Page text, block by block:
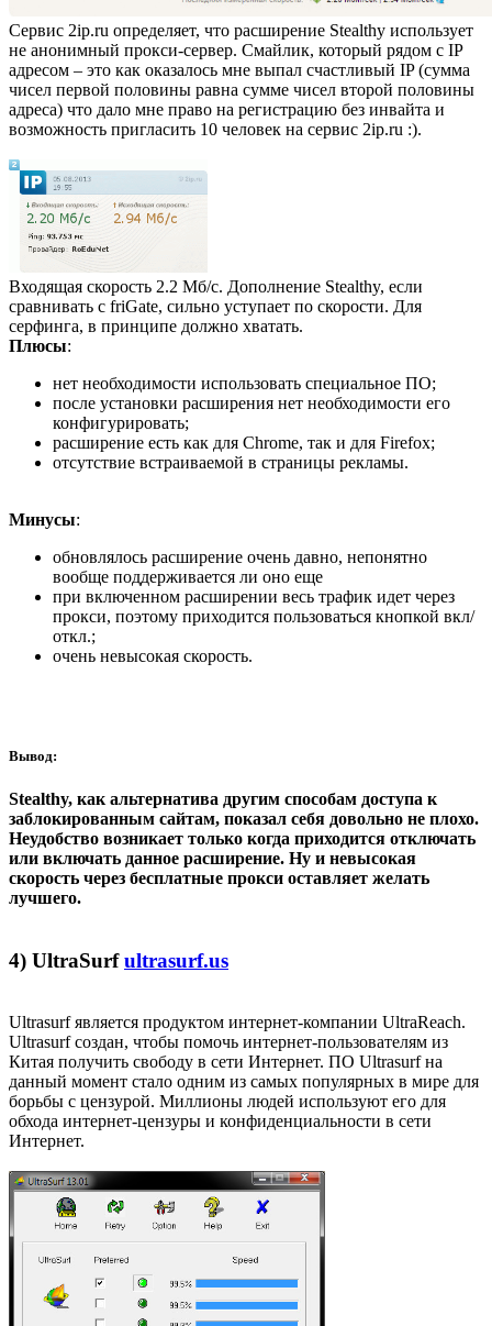
Сервис 2ip.ru определяет, что расширение Stealthy использует
не анонимный прокси-сервер. Смайлик, который рядом с IP
адресом – это как оказалось мне выпал счастливый IP (сумма
чисел первой половины равна сумме чисел второй половины
адреса) что дало мне право на регистрацию без инвайта и
возможность пригласить 10 человек на сервис 2ip.ru :).
Входящая скорость 2.2 Мб/с. Дополнение Stealthy, если
сравнивать с friGate, сильно уступает по скорости. Для
серфинга, в принципе должно хватать.
Плюсы:
нет необходимости использовать специальное ПО;
после установки расширения нет необходимости его
конфигурировать;
расширение есть как для Chrome, так и для Firefox;
отсутствие встраиваемой в страницы рекламы.
Минусы:
обновлялось расширение очень давно, непонятно
вообще поддерживается ли оно еще
при включенном расширении весь трафик идет через
прокси, поэтому приходится пользоваться кнопкой вкл/
откл.;
очень невысокая скорость.
Вывод:
Stealthy, как альтернатива другим способам доступа к
заблокированным сайтам, показал себя довольно не плохо.
Неудобство возникает только когда приходится отключать
или включать данное расширение. Ну и невысокая
скорость через бесплатные прокси оставляет желать
лучшего.
4) UltraSurfultrasurf.us
Ultrasurf является продуктом интернет-компании UltraReach.
Ultrasurf создан, чтобы помочь интернет-пользователям из
Китая получить свободу в сети Интернет. ПО Ultrasurf на
данный момент стало одним из самых популярных в мире для
борьбы с цензурой. Миллионы людей используют его для
обхода интернет-цензуры и конфиденциальности в сети
Интернет.